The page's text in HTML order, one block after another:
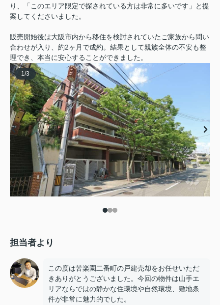
り、「このエリア限定で探されている方は非常に多いです」と提
案してくださいました。
販売開始後は大阪市内から移住を検討されていたご家族から問い
合わせが入り、約2ヶ月で成約。結果として親族全体の不安も整
理でき、本当に安心することができました。
1/3
担当者より
この度は苦楽園二番町の戸建売却をお任せいただ
きありがとうございました。今回の物件は山手エ
リアならではの静かな住環境や自然環境、敷地条
件が非常に魅力的でした。